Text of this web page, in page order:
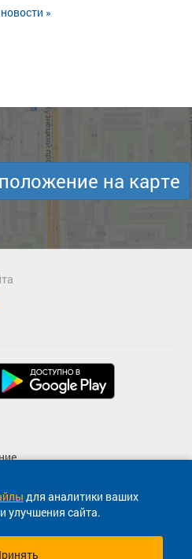
»
для аналитики ваших
улучшения сайта.
на карте
сообщения